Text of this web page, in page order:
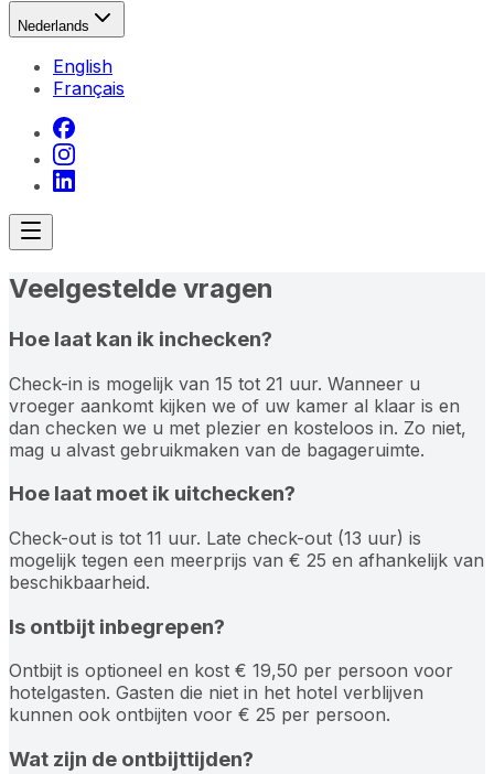
Nederlands
English
Français
Veelgestelde vragen
Hoe laat kan ik inchecken?
Check-in is mogelijk van 15 tot 21 uur. Wanneer u
vroeger aankomt kijken we of uw kamer al klaar is en
dan checken we u met plezier en kosteloos in. Zo niet,
mag u alvast gebruikmaken van de bagageruimte.
Hoe laat moet ik uitchecken?
Check-out is tot 11 uur. Late check-out (13 uur) is
mogelijk tegen een meerprijs van € 25 en afhankelijk van
beschikbaarheid.
Is ontbijt inbegrepen?
Ontbijt is optioneel en kost € 19,50 per persoon voor
hotelgasten. Gasten die niet in het hotel verblijven
kunnen ook ontbijten voor € 25 per persoon.
Wat zijn de ontbijttijden?